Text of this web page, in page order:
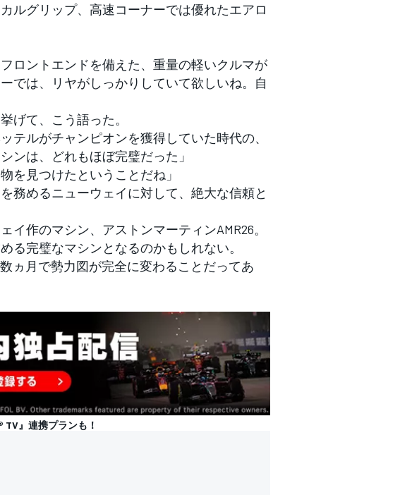
ルグリップ、高速コーナーでは優れたエアロ
ロントエンドを備えた、重量の軽いクルマが
では、リヤがしっかりしていて欲しいね。自
げて、こう語った。
テルがチャンピオンを獲得していた時代の、
ンは、どれもほぼ完璧だった」
を見つけたということだね」
務めるニューウェイに対して、絶大な信頼と
作のマシン、アストンマーティンAMR26。
る完璧なマシンとなるのかもしれない。
ヵ月で勢力図が完全に変わることだってあ
TV』連携プランも！